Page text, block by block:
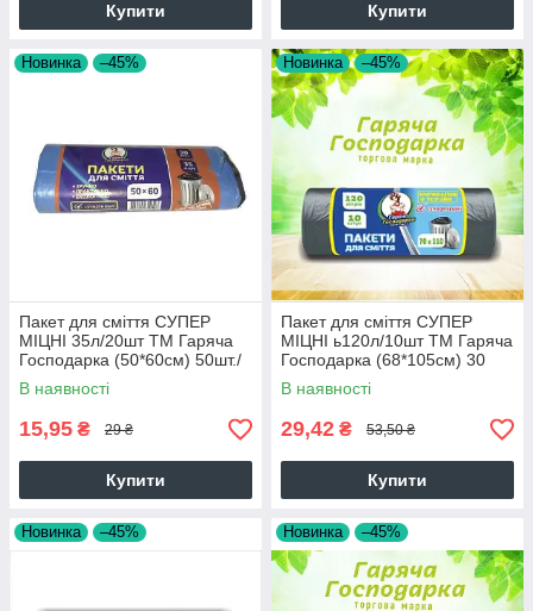
Купити Купити
Новинка –45%
Пакет для сміття СУПЕР
МІЦНІ 35л/20шт ТМ Гаряча
Господарка (50*60см) 50шт./
уп 65324
В наявності
15,95 ₴ 29 ₴
Купити
Новинка –45%
Пакет для сміття СУПЕР
МІЦНІ ь120л/10шт ТМ Гаряча
Господарка (68*105см) 30
шт./уп
В наявності
29,42 ₴ 53,50 ₴
Купити
Новинка –45% Новинка –45%